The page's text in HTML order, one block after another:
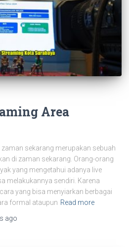
Area
sekarang merupakan sebuah
di zaman sekarang. Orang-orang
yang mengetahui adanya live
melakukannya sendiri. Karena
yang bisa menyiarkan berbagai
formal ataupun Read more
ago